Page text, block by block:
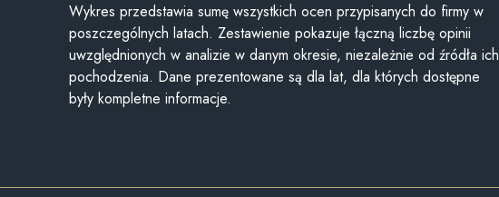
Wykres przedstawia sumę wszystkich ocen przypisanych do firmy w
poszczególnych latach. Zestawienie pokazuje łączną liczbę opinii
uwzględnionych w analizie w danym okresie, niezależnie od źródła ich
pochodzenia. Dane prezentowane są dla lat, dla których dostępne
były kompletne informacje.